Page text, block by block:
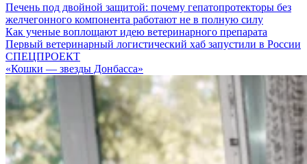
Печень под двойной защитой: почему гепатопротекторы без
желчегонного компонента работают не в полную силу
Как ученые воплощают идею ветеринарного препарата
Первый ветеринарный логистический хаб запустили в России
СПЕЦПРОЕКТ
«Кошки — звезды Донбасса»